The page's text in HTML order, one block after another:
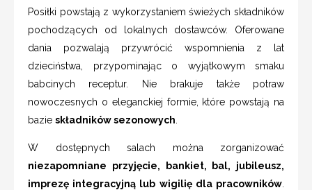
Posiłki powstają z wykorzystaniem świeżych składników
pochodzących od lokalnych dostawców. Oferowane
dania pozwalają przywrócić wspomnienia z lat
dzieciństwa, przypominając o wyjątkowym smaku
babcinych receptur. Nie brakuje także potraw
nowoczesnych o eleganckiej formie, które powstają na
bazie składników sezonowych
W dostępnych salach można zorganizować
niezapomniane przyjęcie, bankiet, bal, jubileusz,
imprezę integracyjną lub wigilię dla pracowników